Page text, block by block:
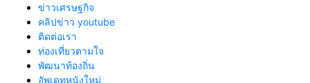
ข่าวเศรษฐกิจ
คลิปข่าว youtube
ติดต่อเรา
ท่องเที่ยวตามใจ
พัฒนาท้องถิ่น
อัพเดทหนังใหม่